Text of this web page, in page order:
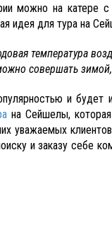
можно на катере
идея для тура на
температура
совершать
и будет
на Сейшелы,
уважаемых
и заказу себе